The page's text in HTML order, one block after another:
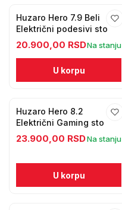
Huzaro Hero 7.9 Beli
Električni podesivi sto
20.900,00 RSDNa stanju
U korpu
Huzaro Hero 8.2
Električni Gaming sto
23.900,00 RSDNa stanju
U korpu